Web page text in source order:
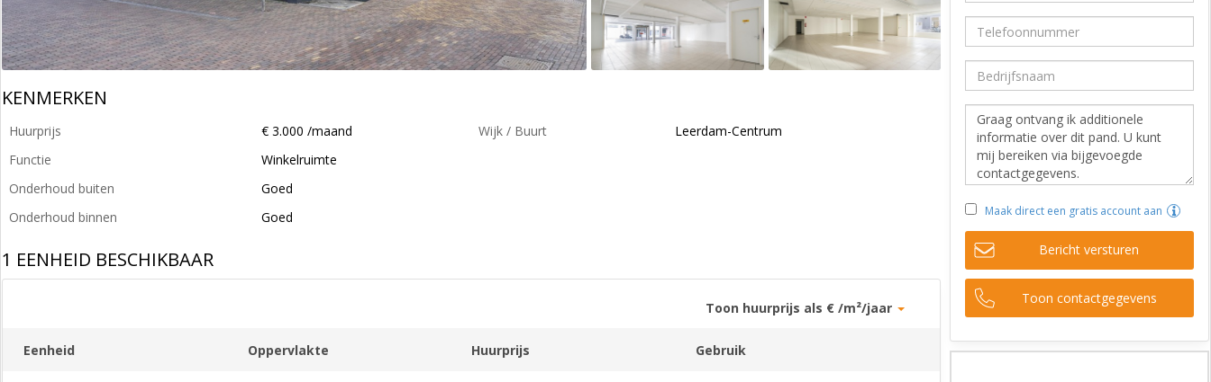
KENMERKEN
Huurprijs
€ 3.000 /maand
Functie
Winkelruimte
Onderhoud buiten
Goed
Onderhoud binnen
Goed
Wijk / Buurt Leerdam-Centrum
1 EENHEID BESCHIKBAAR
Toon huurprijs als € /m²/jaar
Eenheid Oppervlakte Huurprijs Gebruik
Maak direct een gratis account aan
Bericht versturen
Toon contactgegevens